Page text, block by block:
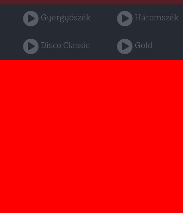
Gyergyószék Háromszék
Disco Classic Gold